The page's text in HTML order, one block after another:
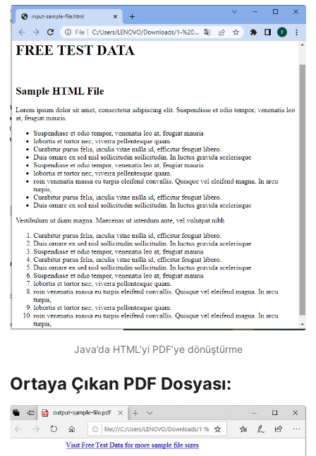
Java’da HTML’yi PDF’ye dönüştürme
Ortaya Çıkan PDF Dosyası: